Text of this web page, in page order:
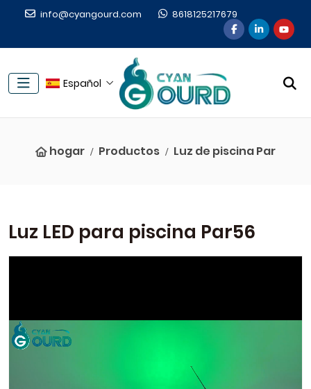
info@cyangourd.com 8618125217679
Español
hogar Productos Luz de piscina Par
Luz LED para piscina Par56